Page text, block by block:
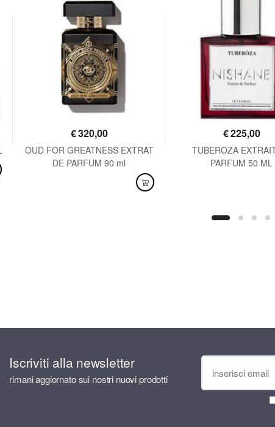
€320,00
OUD FOR GREATNESS EXTRAT
DE PARFUM 90 ml
€225,00
TUBEROZA
PARFUM 50 ML
Iscriviti alla newsletter
rimani aggiornato sui nostri nuovi prodotti